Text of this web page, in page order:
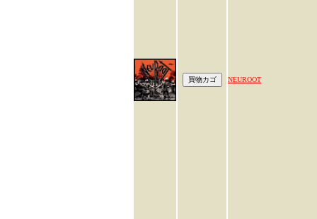
NEUROOT